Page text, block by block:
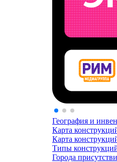
География и
Карта
Карта
Типы
Города